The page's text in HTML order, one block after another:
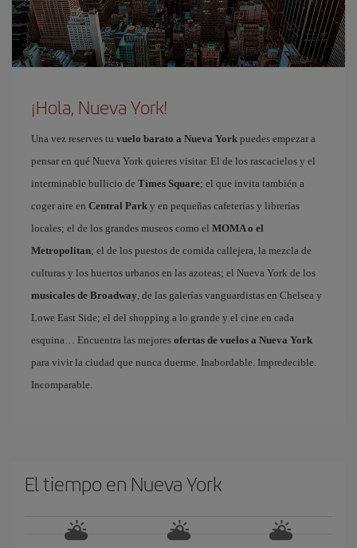
¡Hola, Nueva York!
Una vez reserves tu vuelo barato a Nueva York puedes empezar a
pensar en qué Nueva York quieres visitar. El de los rascacielos y el
interminable bullicio de Times Square; el que invita también a
coger aire en Central Park y en pequeñas cafeterías y librerías
locales; el de los grandes museos como el MOMA o el
Metropolitan; el de los puestos de comida callejera, la mezcla de
culturas y los huertos urbanos en las azoteas; el Nueva York de los
musicales de Broadway, de las galerías vanguardistas en Chelsea y
Lowe East Side; el del shopping a lo grande y el cine en cada
esquina… Encuentra las mejores ofertas de vuelos a Nueva York
para vivir la ciudad que nunca duerme. Inabordable. Impredecible.
Incomparable.
El tiempo en Nueva York